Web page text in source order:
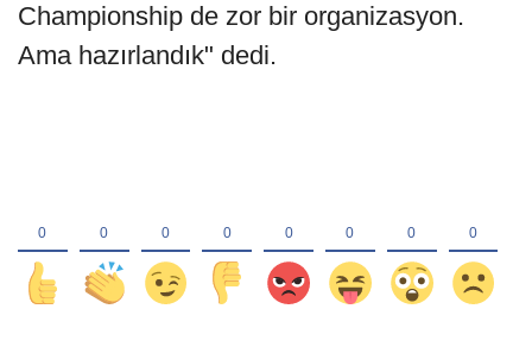
Championship de zor bir organizasyon.
Ama hazırlandık" dedi.